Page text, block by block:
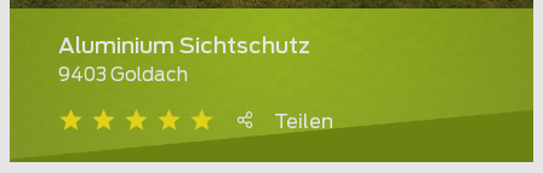
Aluminium Sichtschutz
9403 Goldach
Teilen